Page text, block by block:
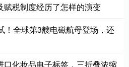
赋税制度经历了怎样的演变
！全球第3艘电磁航母登场，还
口化妆品电子标签，三折叠浓缩